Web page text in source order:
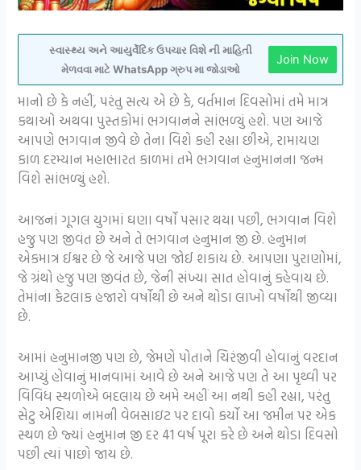
સ્વાસ્થ્ય અને આયુર્વેદિક ઉપચાર વિશે ની માહિતી
મેળવવા માટે WhatsApp ગ્રુપ મા જોડાઓ
Join Now
માનો છે કે નહીં, પરંતુ સત્ય એ છે કે, વર્તમાન દિવસોમાં તમે માત્ર
કથાઓ અથવા પુસ્તકોમાં ભગવાનને સાંભળ્યું હશે. પણ આજે
આપણે ભગવાન જીવે છે તેના વિશે કહી રહ્યા છીએ, રામાયણ
કાળ દરમ્યાન મહાભારત કાળમાં તમે ભગવાન હનુમાનના જન્મ
વિશે સાંભળ્યું હશે.
આજનાં ગૂગલ યુગમાં ઘણા વર્ષો પસાર થયા પછી, ભગવાન વિશે
હજુ પણ જીવંત છે અને તે ભગવાન હનુમાન જી છે. હનુમાન
એકમાત્ર ઈશ્વર છે જે આજે પણ જોઈ શકાય છે. આપણા પુરાણોમાં,
જે ગ્રંથો હજુ પણ જીવંત છે, જેની સંખ્યા સાત હોવાનું કહેવાય છે.
તેમાંના કેટલાક હજારો વર્ષોથી છે અને થોડા લાખો વર્ષોથી જીવ્યા
છે.
આમાં હનુમાનજી પણ છે, જેમણે પોતાને ચિરંજીવી હોવાનું વરદાન
આપ્યું હોવાનું માનવામાં આવે છે અને આજે પણ તે આ પૃથ્વી પર
વિવિધ સ્થળોએ બદલાય છે અમે અહીં આ નથી કહી રહ્યા, પરંતુ
સેટુ એશિયા નામની વેબસાઇટ પર દાવો કર્યો આ જમીન પર એક
સ્થળ છે જ્યાં હનુમાન જી દર 41 વર્ષ પૂરા કરે છે અને થોડા દિવસો
પછી ત્યાં પાછો જાય છે.